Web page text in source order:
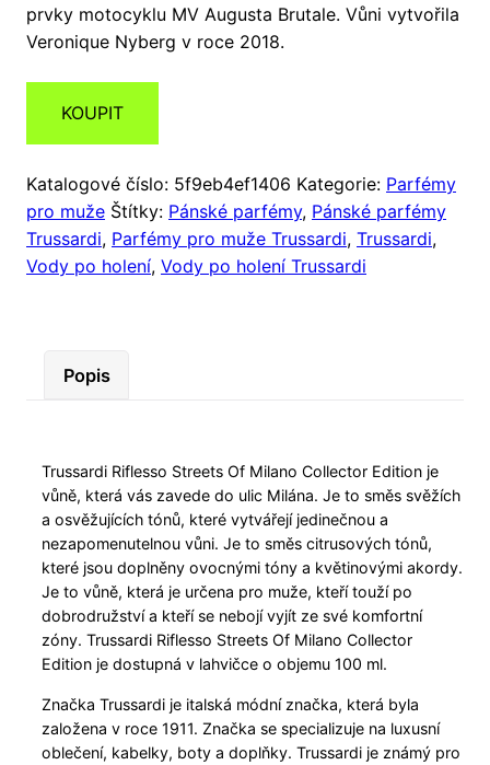
prvky motocyklu MV Augusta Brutale. Vůni vytvořila
Veronique Nyberg v roce 2018.
KOUPIT
Katalogové číslo: 5f9eb4ef1406 Kategorie: Parfémy
pro muže Štítky: Pánské parfémy, Pánské parfémy
Trussardi, Parfémy pro muže Trussardi, Trussardi,
Vody po holení, Vody po holení Trussardi
Popis
Trussardi Riflesso Streets Of Milano Collector Edition je
vůně, která vás zavede do ulic Milána. Je to směs svěžích
a osvěžujících tónů, které vytvářejí jedinečnou a
nezapomenutelnou vůni. Je to směs citrusových tónů,
které jsou doplněny ovocnými tóny a květinovými akordy.
Je to vůně, která je určena pro muže, kteří touží po
dobrodružství a kteří se nebojí vyjít ze své komfortní
zóny. Trussardi Riflesso Streets Of Milano Collector
Edition je dostupná v lahvičce o objemu 100 ml.
Značka Trussardi je italská módní značka, která byla
založena v roce 1911. Značka se specializuje na luxusní
oblečení, kabelky, boty a doplňky. Trussardi je známý pro